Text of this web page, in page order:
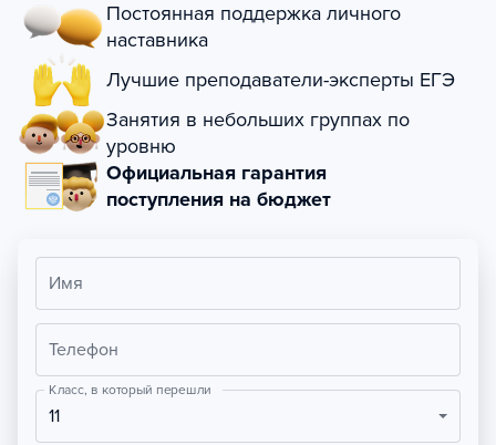
Постоянная поддержка личного
наставника
Лучшие преподаватели-эксперты ЕГЭ
Занятия в небольших группах по
уровню
Официальная гарантия
поступления на бюджет
Имя
Телефон
Класс, в который перешли
11